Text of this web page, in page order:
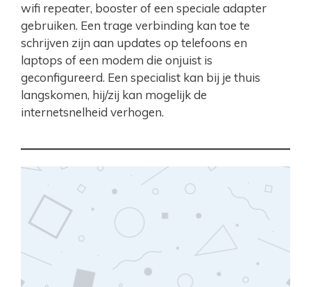
wifi repeater, booster of een speciale adapter
gebruiken. Een trage verbinding kan toe te
schrijven zijn aan updates op telefoons en
laptops of een modem die onjuist is
geconfigureerd. Een specialist kan bij je thuis
langskomen, hij/zij kan mogelijk de
internetsnelheid verhogen.